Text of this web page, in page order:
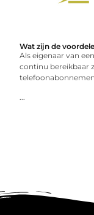
Wat zijn de
Als eigenaar van
continu bereikbaar
...